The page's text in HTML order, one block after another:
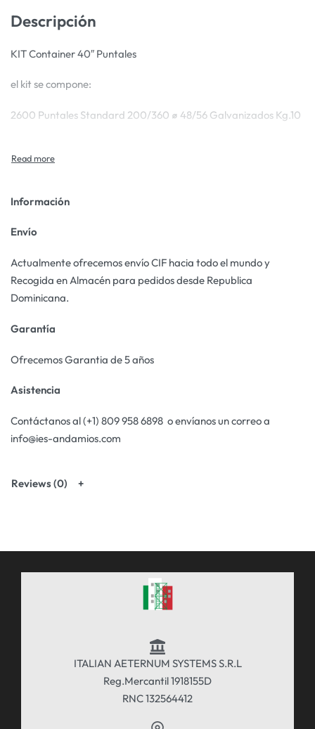
Descripción
KIT Container 40″ Puntales
el kit se compone:
2600 Puntales Standard 200/360 ⌀ 48/56 Galvanizados Kg.10
Información
Envío
Actualmente ofrecemos envío CIF hacia todo el mundo y
Recogida en Almacén para pedidos desde Republica
Dominicana.
Garantía
Ofrecemos Garantia de 5 años
Asistencia
Contáctanos al (+1) 809 958 6898 o envíanos un correo a
info@ies-andamios.com
Reviews (0)
ITALIAN AETERNUM SYSTEMS S.R.L
Reg.Mercantil 1918155D
RNC 132564412